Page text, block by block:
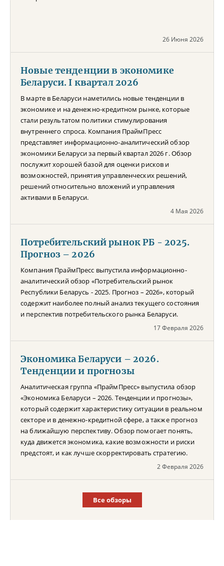
26 Июня 2026
Новые тенденции в экономике
Беларуси. I квартал 2026
В марте в Беларуси наметились новые тенденции в
экономике и на денежно-кредитном рынке, которые
стали результатом политики стимулирования
внутреннего спроса. Компания ПраймПресс
представляет информационно-аналитический обзор
экономики Беларуси за первый квартал 2026 г. Обзор
послужит хорошей базой для оценки рисков и
возможностей, принятия управленческих решений,
решений относительно вложений и управления
активами в Беларуси.
4 Мая 2026
Потребительский рынок РБ - 2025.
Прогноз – 2026
Компания ПраймПресс выпустила информационно-
аналитический обзор «Потребительский рынок
Республики Беларусь - 2025. Прогноз – 2026», который
содержит наиболее полный анализ текущего состояния
и перспектив потребительского рынка Беларуси.
17 Февраля 2026
Экономика Беларуси – 2026.
Тенденции и прогнозы
Аналитическая группа «ПраймПресс» выпустила обзор
«Экономика Беларуси – 2026. Тенденции и прогнозы»,
который содержит характеристику ситуации в реальном
секторе и в денежно-кредитной сфере, а также прогноз
на ближайшую перспективу. Обзор помогает понять,
куда движется экономика, какие возможности и риски
предстоят, и как лучше скорректировать стратегию.
2 Февраля 2026
Все обзоры